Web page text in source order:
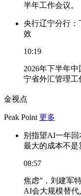
半年工作会议。
央行辽宁分行
效
10:19
2026年下半年
宁省外汇管理工
金视点
Peak Point 更多
别指望AI一年
最大的成本不是
08:57
焦虑”，刘建军
AI会大规模替代